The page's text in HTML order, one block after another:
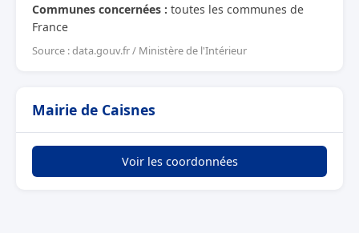
Communes concernées : toutes les communes de
France
Source : data.gouv.fr / Ministère de l'Intérieur
Mairie de Caisnes
Voir les coordonnées